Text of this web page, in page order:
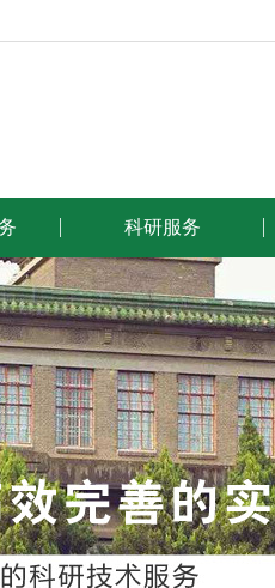
科研服务